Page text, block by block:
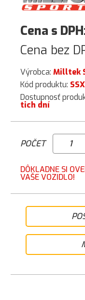
Cena s
Cena bez
Výrobca:Milltek
Kód produktu:
Dostupnosť
tich dní
POČET
DÔKLADNE SI
VAŠE VOZIDLO!